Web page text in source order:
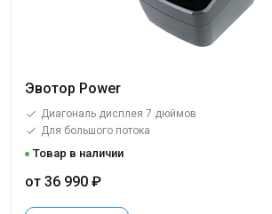
Эвотор Power
Диагональ дисплея 7 дюймов
Для большого потока
Товар в наличии
от 36 990 ₽